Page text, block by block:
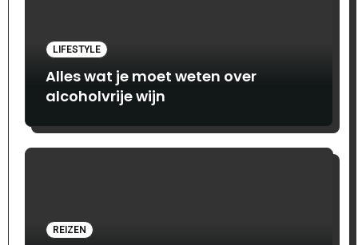
LIFESTYLE
Alles wat je moet weten over
alcoholvrije wijn
REIZEN